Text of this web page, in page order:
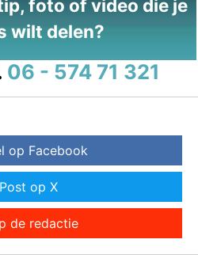
foto of video die je
wilt delen?
06 - 574 71 321
op Facebook
Post op X
de redactie